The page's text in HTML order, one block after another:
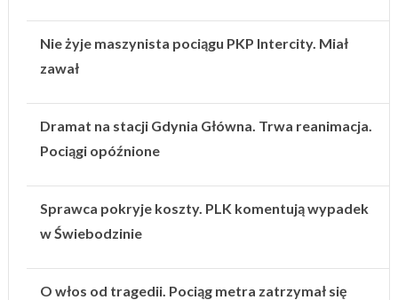
Nie żyje maszynista pociągu PKP Intercity. Miał
zawał
Dramat na stacji Gdynia Główna. Trwa reanimacja.
Pociągi opóźnione
Sprawca pokryje koszty. PLK komentują wypadek
w Świebodzinie
O włos od tragedii. Pociąg metra zatrzymał się